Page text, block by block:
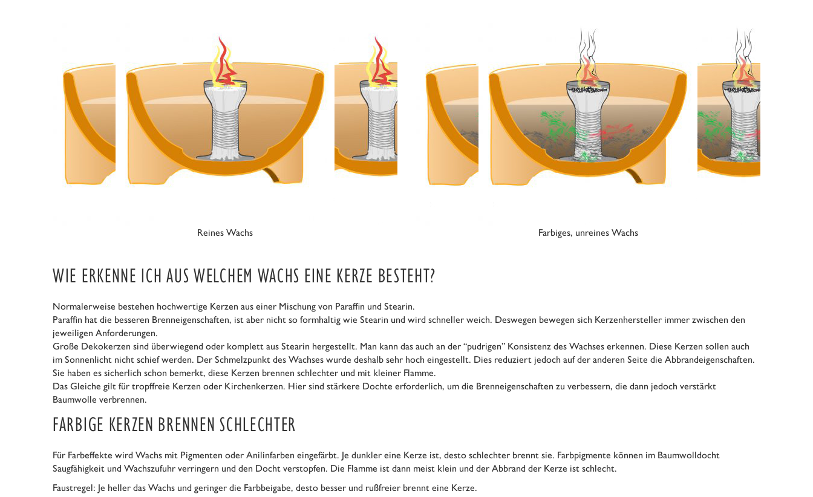
Reines Wachs Farbiges, unreines Wachs
WIE ERKENNE ICH AUS WELCHEM WACHS EINE KERZE BESTEHT?
Normalerweise bestehen hochwertige Kerzen aus einer Mischung von Paraffin und Stearin.
Paraffin hat die besseren Brenneigenschaften, ist aber nicht so formhaltig wie Stearin und wird schneller weich. Deswegen bewegen sich Kerzenhersteller immer zwischen den
jeweiligen Anforderungen.
Große Dekokerzen sind überwiegend oder komplett aus Stearin hergestellt. Man kann das auch an der “pudrigen” Konsistenz des Wachses erkennen. Diese Kerzen sollen auch
im Sonnenlicht nicht schief werden. Der Schmelzpunkt des Wachses wurde deshalb sehr hoch eingestellt. Dies reduziert jedoch auf der anderen Seite die Abbrandeigenschaften.
Sie haben es sicherlich schon bemerkt, diese Kerzen brennen schlechter und mit kleiner Flamme.
Das Gleiche gilt für tropffreie Kerzen oder Kirchenkerzen. Hier sind stärkere Dochte erforderlich, um die Brenneigenschaften zu verbessern, die dann jedoch verstärkt
Baumwolle verbrennen.
FARBIGE KERZEN BRENNEN SCHLECHTER
Für Farbeffekte wird Wachs mit Pigmenten oder Anilinfarben eingefärbt. Je dunkler eine Kerze ist, desto schlechter brennt sie. Farbpigmente können im Baumwolldocht
Saugfähigkeit und Wachszufuhr verringern und den Docht verstopfen. Die Flamme ist dann meist klein und der Abbrand der Kerze ist schlecht.
Faustregel: Je heller das Wachs und geringer die Farbbeigabe, desto besser und rußfreier brennt eine Kerze.